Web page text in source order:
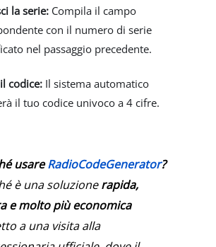
la serie: Compila il campo
con il numero di serie
nel passaggio precedente.
codice: Il sistema automatico
il tuo codice univoco a 4 cifre.
usareRadioCodeGenerator?
è una soluzionerapida,
e molto più economica
a una visita alla